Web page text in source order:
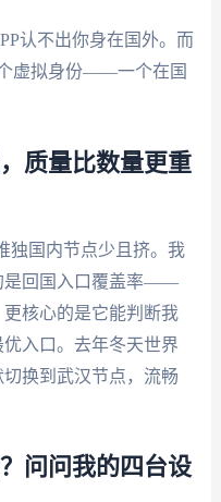
认不出你身在国外。而
虚拟身份——一个在国
质量比数量更重
独国内节点少且挤。我
是回国入口覆盖率——
核心的是它能判断我
入口。去年冬天世界
换到武汉节点，流畅
问问我的四台设